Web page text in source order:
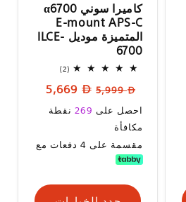
كاميرا سوني α6700
E-mount APS-C
المتميزة موديل ILCE-
6700
(2)
2
المراجعات
السعر
العادي
5,999
سعر
البيع
سعر
البيع
احصل على 269 نقطة
مكافأة
مقسمة على 4 دفعات مع